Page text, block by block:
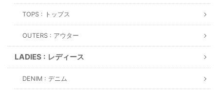
TOPS : トップス
OUTERS : アウター
LADIES : レディース
DENIM : デニム